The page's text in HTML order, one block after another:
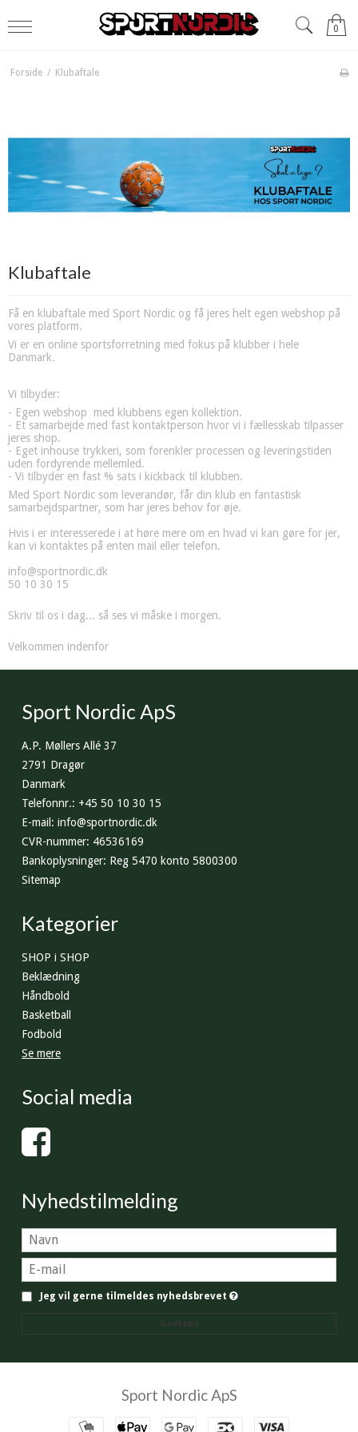
0
Forside / Klubaftale
Klubaftale
Få en klubaftale med Sport Nordic og få jeres helt egen webshop på
vores platform.
Vi er en online sportsforretning med fokus på klubber i hele
Danmark.
Vi tilbyder:
- Egen webshop med klubbens egen kollektion.
- Et samarbejde med fast kontaktperson hvor vi i fællesskab tilpasser
jeres shop.
- Eget inhouse trykkeri, som forenkler processen og leveringstiden
uden fordyrende mellemled.
- Vi tilbyder en fast % sats i kickback til klubben.
Med Sport Nordic som leverandør, får din klub en fantastisk
samarbejdspartner, som har jeres behov for øje.
Hvis i er interesserede i at høre mere om en hvad vi kan gøre for jer,
kan vi kontaktes på enten mail eller telefon.
info@sportnordic.dk
50 10 30 15
Skriv til os i dag... så ses vi måske i morgen.
Velkommen indenfor
Sport Nordic ApS
A.P. Møllers Allé 37
2791 Dragør
Danmark
Telefonnr.: +45 50 10 30 15
E-mail : info@sportnordic.dk
CVR-nummer: 46536169
Bankoplysninger: Reg 5470 konto 5800300
Sitemap
Kategorier
SHOP i SHOP
Beklædning
Håndbold
Basketball
Fodbold
Se mere
Social media
Nyhedstilmelding
Jeg vil gerne tilmeldes nyhedsbrevet
Godkend
Sport Nordic ApS